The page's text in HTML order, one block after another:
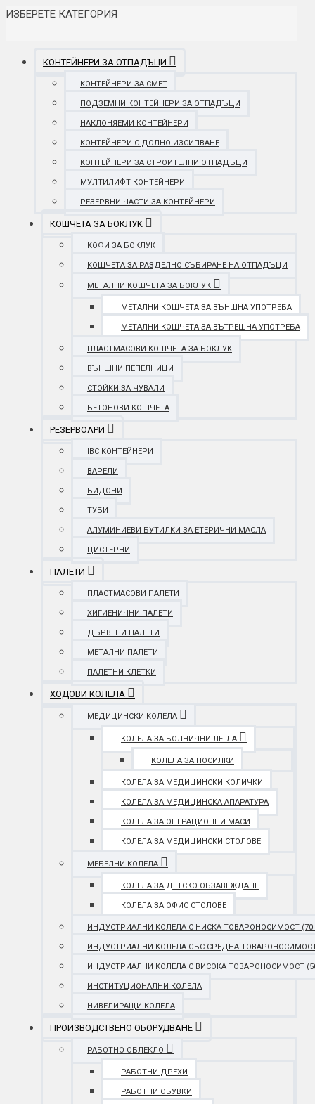
ИЗБЕРЕТЕ КАТЕГОРИЯ
КОНТЕЙНЕРИ ЗА ОТПАДЪЦИ
КОНТЕЙНЕРИ ЗА СМЕТ
ПОДЗЕМНИ КОНТЕЙНЕРИ ЗА ОТПАДЪЦИ
НАКЛОНЯЕМИ КОНТЕЙНЕРИ
КОНТЕЙНЕРИ С ДОЛНО ИЗСИПВАНЕ
КОНТЕЙНЕРИ ЗА СТРОИТЕЛНИ ОТПАДЪЦИ
МУЛТИЛИФТ КОНТЕЙНЕРИ
РЕЗЕРВНИ ЧАСТИ ЗА КОНТЕЙНЕРИ
КОШЧЕТА ЗА БОКЛУК
КОФИ ЗА БОКЛУК
КОШЧЕТА ЗА РАЗДЕЛНО СЪБИРАНЕ НА ОТПАДЪЦИ
МЕТАЛНИ КОШЧЕТА ЗА БОКЛУК
МЕТАЛНИ КОШЧЕТА ЗА ВЪНШНА УПОТРЕБА
МЕТАЛНИ КОШЧЕТА ЗА ВЪТРЕШНА УПОТРЕБА
ПЛАСТМАСОВИ КОШЧЕТА ЗА БОКЛУК
ВЪНШНИ ПЕПЕЛНИЦИ
СТОЙКИ ЗА ЧУВАЛИ
БЕТОНОВИ КОШЧЕТА
РЕЗЕРВОАРИ
IBC КОНТЕЙНЕРИ
ВАРЕЛИ
БИДОНИ
ТУБИ
АЛУМИНИЕВИ БУТИЛКИ ЗА ЕТЕРИЧНИ МАСЛА
ЦИСТЕРНИ
ПАЛЕТИ
ПЛАСТМАСОВИ ПАЛЕТИ
ХИГИЕНИЧНИ ПАЛЕТИ
ДЪРВЕНИ ПАЛЕТИ
МЕТАЛНИ ПАЛЕТИ
ПАЛЕТНИ КЛЕТКИ
ХОДОВИ КОЛЕЛА
МЕДИЦИНСКИ КОЛЕЛА
КОЛЕЛА ЗА БОЛНИЧНИ ЛЕГЛА
КОЛЕЛА ЗА НОСИЛКИ
КОЛЕЛА ЗА МЕДИЦИНСКИ КОЛИЧКИ
КОЛЕЛА ЗА МЕДИЦИНСКА АПАРАТУРА
КОЛЕЛА ЗА ОПЕРАЦИОННИ МАСИ
КОЛЕЛА ЗА МЕДИЦИНСКИ СТОЛОВЕ
МЕБЕЛНИ КОЛЕЛА
КОЛЕЛА ЗА ДЕТСКО ОБЗАВЕЖДАНЕ
КОЛЕЛА ЗА ОФИС СТОЛОВЕ
ИНДУСТРИАЛНИ КОЛЕЛА С НИСКА ТОВАРОНОСИМОСТ (70 -
ИНДУСТРИАЛНИ КОЛЕЛА СЪС СРЕДНА ТОВАРОНОСИМОСТ
ИНДУСТРИАЛНИ КОЛЕЛА С ВИСОКА ТОВАРОНОСИМОСТ
ИНСТИТУЦИОНАЛНИ КОЛЕЛА
НИВЕЛИРАЩИ КОЛЕЛА
ПРОИЗВОДСТВЕНО ОБОРУДВАНЕ
РАБОТНО ОБЛЕКЛО
РАБОТНИ ДРЕХИ
РАБОТНИ ОБУВКИ